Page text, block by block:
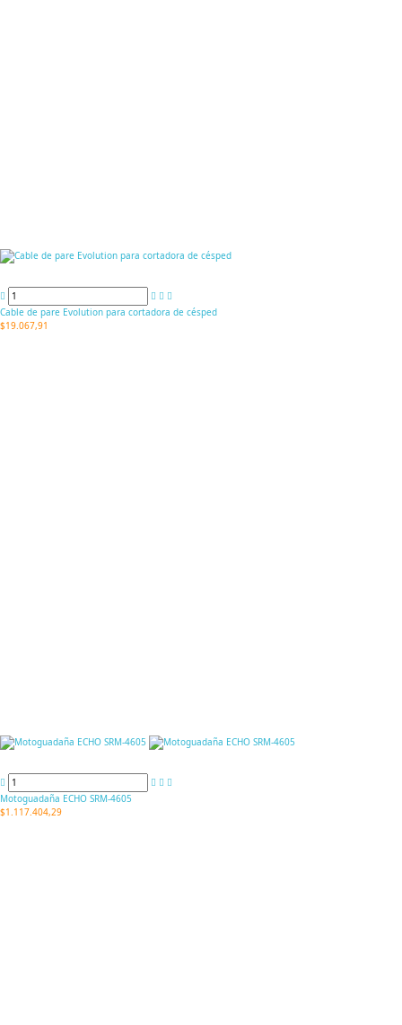
Cable de pare Evolution para cortadora de césped
$19.067,91
Motoguadaña ECHO SRM-4605
$1.117.404,29